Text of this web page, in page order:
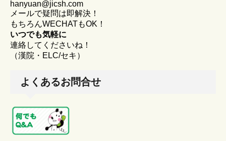
hanyuan@jicsh.com
メールで疑問は即解決！
もちろんWECHATもOK！
いつでも気軽に
連絡してくださいね！
（漢院・ELC/セキ）
よくあるお問合せ